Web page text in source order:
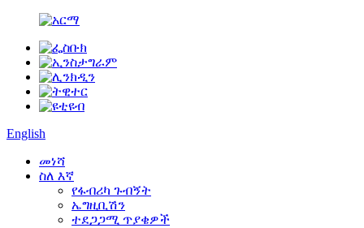
English
መነሻ
ስለ እኛ
የፋብሪካ ጉብኝት
ኤግዚቢሽን
ተደጋጋሚ ጥያቄዎች